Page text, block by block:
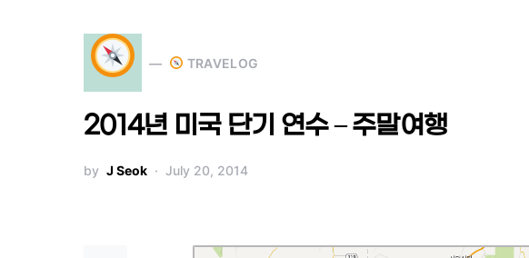
TRAVELOG
2014년 미국 단기 연수 – 주말여행
by J Seok July 20, 2014